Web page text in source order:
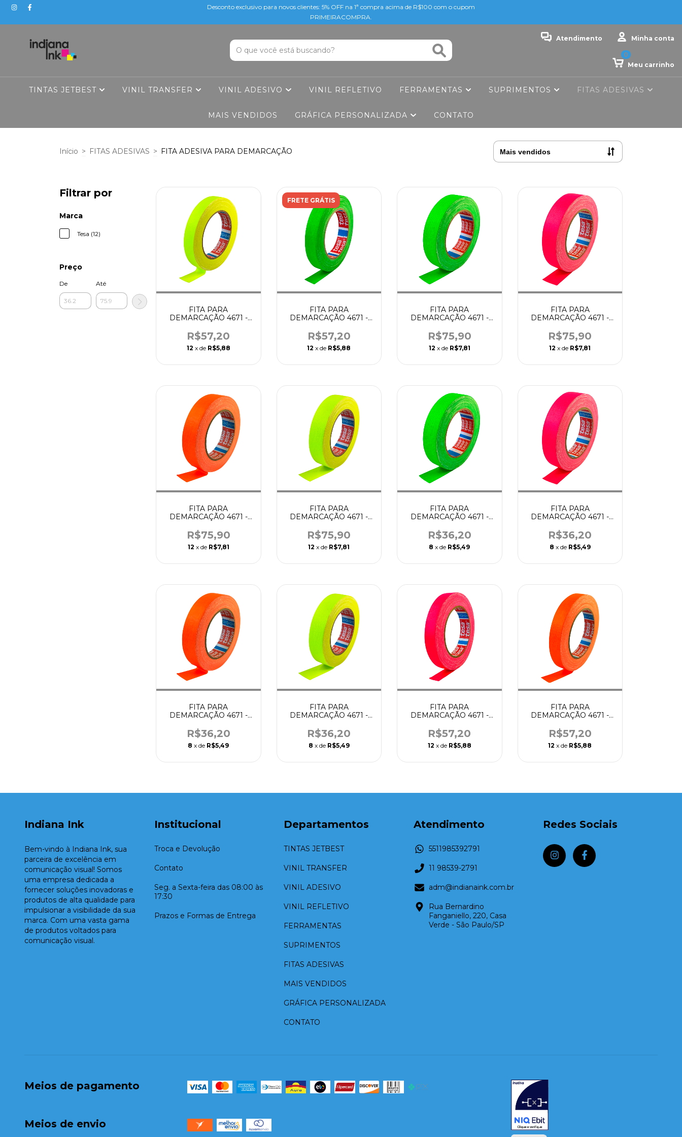
Desconto exclusivo para novos clientes: 5% OFF na 1ª compra acima de R$100 com o cupom
PRIMEIRACOMPRA.
Atendimento Minha conta
Meu carrinho
0
TINTAS JETBEST VINIL TRANSFER VINIL ADESIVO VINIL REFLETIVO FERRAMENTAS SUPRIMENTOS FITAS ADESIVAS
MAIS VENDIDOS GRÁFICA PERSONALIZADA CONTATO
Início > FITAS ADESIVAS > FITA ADESIVA PARA DEMARCAÇÃO
Filtrar por
Marca
Tesa (12)
Preço
De Até
FITA PARA
DEMARCAÇÃO 4671 -
- TESA
R$57,20
12 x de R$5,88
FRETE GRÁTIS
FITA PARA
DEMARCAÇÃO 4671 -
TESA
R$57,20
12 x de R$5,88
FITA PARA
DEMARCAÇÃO 4671 -
TESA
R$75,90
12 x de R$7,81
FITA PARA
DEMARCAÇÃO 4671 -
TESA
R$75,90
12 x de R$7,81
FITA PARA
DEMARCAÇÃO 4671 -
TESA
R$75,90
12 x de R$7,81
FITA PARA
DEMARCAÇÃO 4671 -
- TESA
R$75,90
12 x de R$7,81
FITA PARA
DEMARCAÇÃO 4671 -
TESA
R$36,20
8 x de R$5,49
FITA PARA
DEMARCAÇÃO 4671 -
TESA
R$36,20
8 x de R$5,49
FITA PARA
DEMARCAÇÃO 4671 -
TESA
R$36,20
8 x de R$5,49
FITA PARA
DEMARCAÇÃO 4671 -
TESA
R$36,20
8 x de R$5,49
FITA PARA
DEMARCAÇÃO 4671 -
TESA
R$57,20
12 x de R$5,88
FITA PARA
DEMARCAÇÃO 4671 -
TESA
R$57,20
12 x de R$5,88
Indiana Ink
Bem-vindo à Indiana Ink, sua
parceira de excelência em
comunicação visual! Somos
uma empresa dedicada a
fornecer soluções inovadoras e
produtos de alta qualidade para
impulsionar a visibilidade da sua
marca. Com uma vasta gama
de produtos voltados para
comunicação visual.
Institucional
Troca e Devolução
Contato
Seg. a Sexta-feira das 08:00 às
17:30
Prazos e Formas de Entrega
Departamentos
TINTAS JETBEST
VINIL TRANSFER
VINIL ADESIVO
VINIL REFLETIVO
FERRAMENTAS
SUPRIMENTOS
FITAS ADESIVAS
MAIS VENDIDOS
GRÁFICA PERSONALIZADA
CONTATO
Atendimento
5511985392791
11 98539-2791
adm@indianaink.com.br
Rua Bernardino
Fanganiello, 220, Casa
Verde - São Paulo/SP
Redes Sociais
Meios de pagamento
Meios de envio